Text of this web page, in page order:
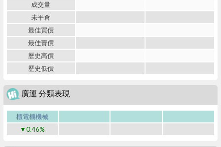
成交量
未平倉
最佳買價
最佳賣價
歷史高價
歷史低價
廣運 分類表現
櫃電機機械
▼0.46%